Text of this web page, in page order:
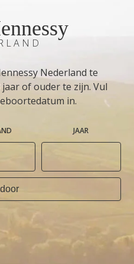
Nederland te
of ouder te zijn. Vul
in.
JAAR